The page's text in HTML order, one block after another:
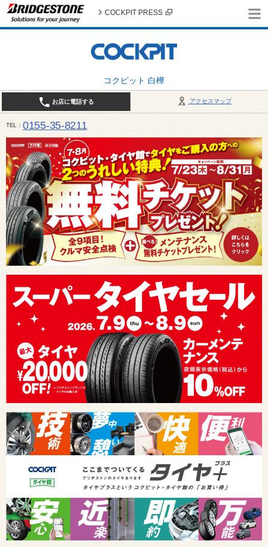
コクピット 白樺
COCKPIT PRESS
アクセスマップ
お店に電話する
TEL 0155-35-8211
10:00～18:30 （作業受付17:30最終） / 定休日：7月定休日 1日、7日、8日、14日、15日、21